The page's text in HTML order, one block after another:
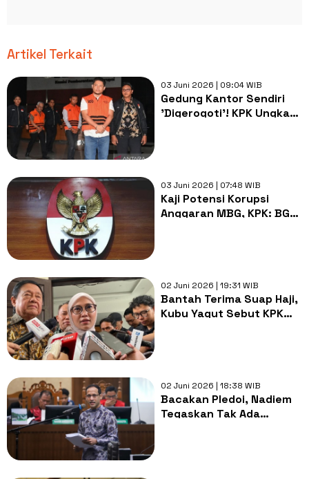
Artikel Terkait
03 Juni 2026 | 09:04 WIB
Gedung Kantor Sendiri
'Digerogoti'! KPK Ungkap
03 Juni 2026 | 07:48 WIB
Kaji Potensi Korupsi
Anggaran MBG, KPK: BGN
02 Juni 2026 | 19:31 WIB
Bantah Terima Suap Haji,
Kubu Yaqut Sebut KPK
02 Juni 2026 | 18:38 WIB
Bacakan Pledoi, Nadiem
Tegaskan Tak Ada